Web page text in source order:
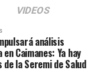
VIDEOS
análisis
Caimanes: Ya hay
la Seremi de Salud